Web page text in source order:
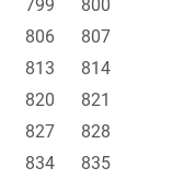
799
800
806
807
813
814
820
821
827
828
834
835